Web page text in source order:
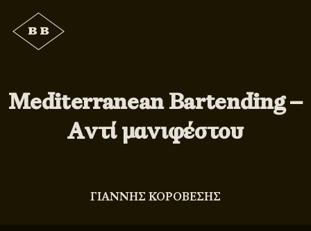
Mediterranean Bartending –
Αντί μανιφέστου
ΓΙΑΝΝΗΣ ΚΟΡΟΒΕΣΗΣ